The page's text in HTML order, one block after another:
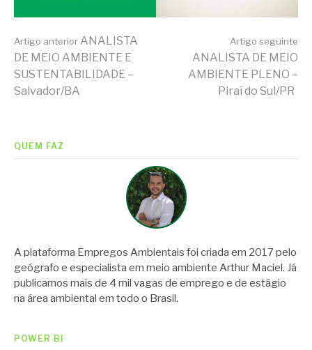
Continue
lendo
Artigo anterior ANALISTA
DE MEIO AMBIENTE E
SUSTENTABILIDADE –
Salvador/BA
Artigo seguinte
ANALISTA DE MEIO
AMBIENTE PLENO –
Piraí do Sul/PR
QUEM FAZ
A plataforma Empregos Ambientais foi criada em 2017 pelo
geógrafo e especialista em meio ambiente Arthur Maciel. Já
publicamos mais de 4 mil vagas de emprego e de estágio
na área ambiental em todo o Brasil.
POWER BI